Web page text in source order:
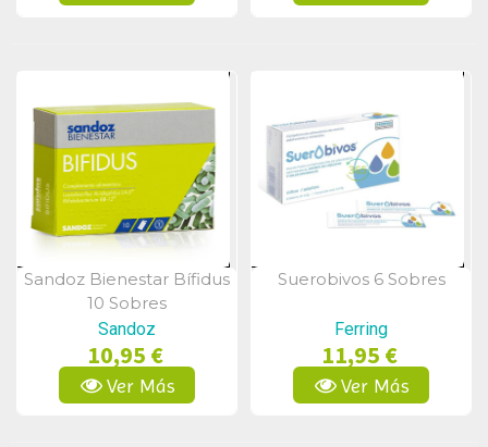
Vista Rápida
Sandoz Bienestar Bífidus
10 Sobres
Sandoz
10,95 €
Ver Más
Vista Rápida
Suerobivos 6 Sobres
Ferring
11,95 €
Ver Más